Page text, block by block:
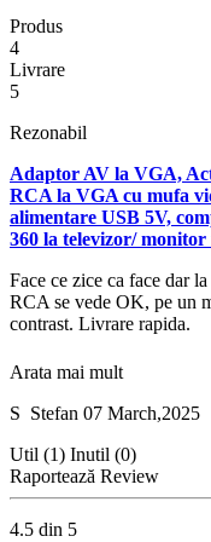
Produs
4
Livrare
5
Rezonabil
Adaptor AV la VGA,
RCA la VGA cu mufa
alimentare USB 5V,
360 la televizor/ monitor
Face ce zice ca face dar
RCA se vede OK, pe un
contrast. Livrare rapida.
Arata mai mult
S Stefan 07 March,2025
Util (1) Inutil (0)
Raportează Review
4.5 din 5